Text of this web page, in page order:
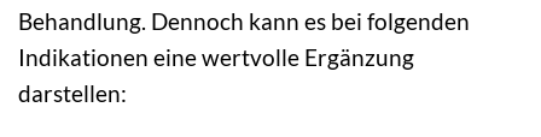
Behandlung. Dennoch kann es bei folgenden
Indikationen eine wertvolle Ergänzung
darstellen: